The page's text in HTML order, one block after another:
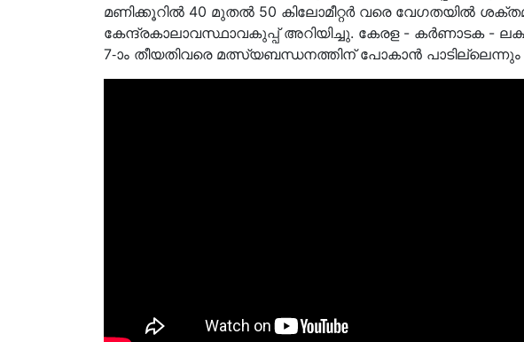
മണിക്കൂറിൽ 40 മുതൽ 50 കിലോമീറ്റർ വരെ വേഗതയിൽ
കേന്ദ്രകാലാവസ്ഥാവകുപ്പ് അറിയിച്ചു. കേരള - കർണാടക -
7-ാം തീയതിവരെ മത്സ്യബന്ധനത്തിന് പോകാൻ പാടില്ലെന്നും